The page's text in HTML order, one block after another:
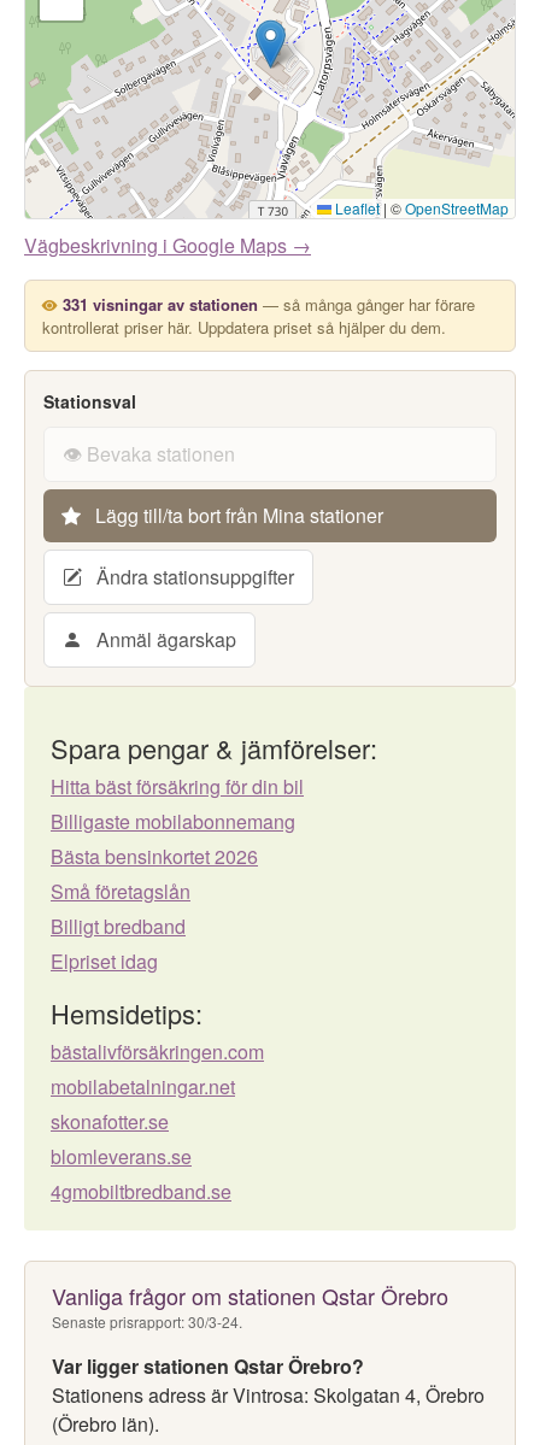
Leaflet | ©OpenStreetMap
Vägbeskrivning i Google Maps →
331 visningar av stationen — så många gånger har förare
kontrollerat priser här. Uppdatera priset så hjälper du dem.
Stationsval
👁️ Bevaka stationen
Lägg till/ta bort från Mina stationer
Ändra stationsuppgifter
Anmäl ägarskap
Spara pengar & jämförelser:
Hitta bäst försäkring för din bil
Billigaste mobilabonnemang
Bästa bensinkortet 2026
Små företagslån
Billigt bredband
Elpriset idag
Hemsidetips:
bästalivförsäkringen.com
mobilabetalningar.net
skonafotter.se
blomleverans.se
4gmobiltbredband.se
Vanliga frågor om stationen Qstar Örebro
Senaste prisrapport: 30/3-24.
Var ligger stationen Qstar Örebro?
Stationens adress är Vintrosa: Skolgatan 4, Örebro
(Örebro län).